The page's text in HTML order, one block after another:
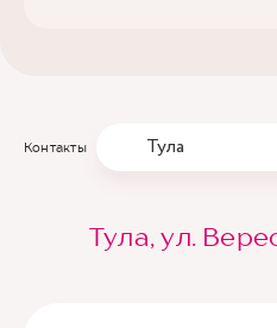
Контакты Тула
Тула, ул.